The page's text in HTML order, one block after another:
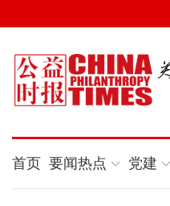
首页 要闻热点 党建